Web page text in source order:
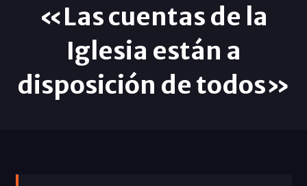
«Las cuentas de la
Iglesia están a
disposición de todos»